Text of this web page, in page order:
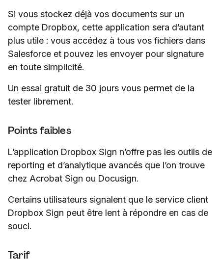
Si vous stockez déjà vos documents sur un
compte Dropbox, cette application sera d’autant
plus utile : vous accédez à tous vos fichiers dans
Salesforce et pouvez les envoyer pour signature
en toute simplicité.
Un essai gratuit de 30 jours vous permet de la
tester librement.
Points faibles
L’application Dropbox Sign n’offre pas les outils de
reporting et d’analytique avancés que l’on trouve
chez Acrobat Sign ou Docusign.
Certains utilisateurs signalent que le service client
Dropbox Sign peut être lent à répondre en cas de
souci.
Tarif